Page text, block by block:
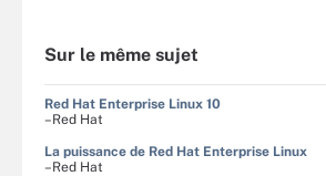
Sur le même sujet
Red Hat Enterprise Linux 10
–Red Hat
La puissance de Red Hat Enterprise Linux
–Red Hat